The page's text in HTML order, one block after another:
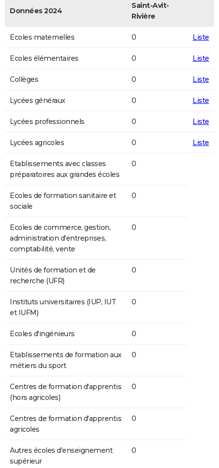
Données 2024
Saint-Avit-
Rivière
Ecoles maternelles 0 Liste
Ecoles élémentaires 0 Liste
Collèges 0 Liste
Lycées généraux 0 Liste
Lycées professionnels 0 Liste
Lycées agricoles 0 Liste
Etablissements avec classes
préparatoires aux grandes écoles
0
Ecoles de formation sanitaire et
sociale
0
Ecoles de commerce, gestion,
administration d'entreprises,
comptabilité, vente
0
Unités de formation et de
recherche (UFR)
0
Instituts universitaires (IUP, IUT
et IUFM)
0
Ecoles d'ingénieurs 0
Etablissements de formation aux
métiers du sport
0
Centres de formation d'apprentis
(hors agricoles)
0
Centres de formation d'apprentis
agricoles
0
Autres écoles d'enseignement
supérieur
0